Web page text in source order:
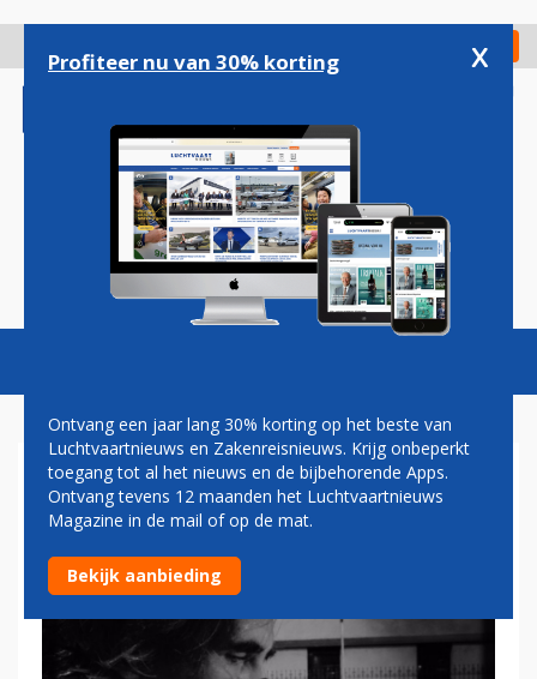
gaan
Check in
Magazine Podcasts Vacatures
PAUL MELKERT: GAS
Profiteer nu van 30% korting x
Ontvang een jaar lang 30% korting op het beste van
Luchtvaartnieuws en Zakenreisnieuws. Krijg onbeperkt
toegang tot al het nieuws en de bijbehorende Apps.
Ontvang tevens 12 maanden het Luchtvaartnieuws
Magazine in de mail of op de mat.
Bekijk aanbieding